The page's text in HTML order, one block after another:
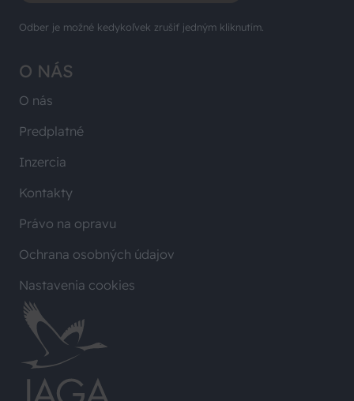
O NÁS
O nás
Predplatné
Inzercia
Kontakty
Právo na opravu
Ochrana osobných údajov
Nastavenia cookies
Odber je možné kedykoľvek zrušiť jedným kliknutím.